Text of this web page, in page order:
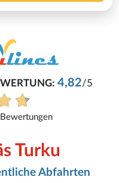
4,82/5
Turku
Abfahrten